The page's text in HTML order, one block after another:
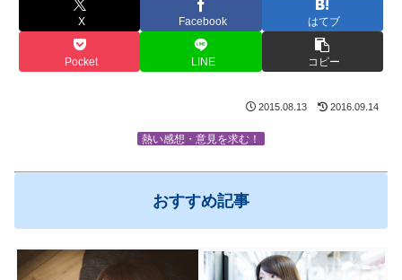
X Facebook はてブ
Pocket LINE コピー
2015.08.13 2016.09.14
熱い感想・意見を求む！
おすすめ記事